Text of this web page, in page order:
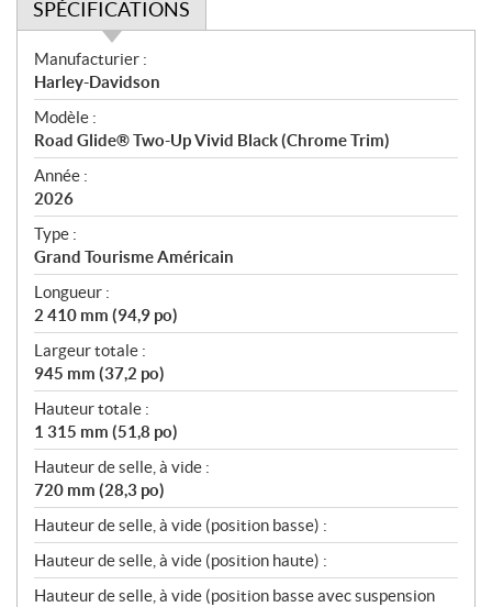
SPÉCIFICATIONS
S
p
é
c
i
f
i
c
a
t
i
o
n
s
Manufacturier :
Harley-Davidson
Modèle :
Road Glide® Two-Up Vivid Black (Chrome Trim)
Année :
2026
Type :
Grand Tourisme Américain
Longueur :
2 410 mm (94,9 po)
Largeur totale :
945 mm (37,2 po)
Hauteur totale :
1 315 mm (51,8 po)
Hauteur de selle, à vide :
720 mm (28,3 po)
Hauteur de selle, à vide (position basse) :
Hauteur de selle, à vide (position haute) :
Hauteur de selle, à vide (position basse avec suspension